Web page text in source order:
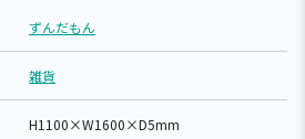
ずんだもん
雑貨
H1100×W1600×D5mm